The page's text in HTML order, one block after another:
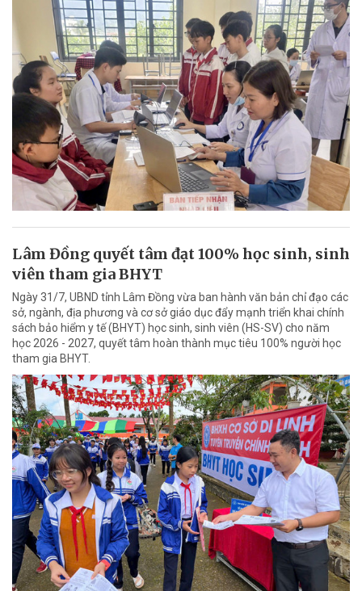
Lâm Đồng quyết tâm đạt 100% học sinh, sinh
viên tham gia BHYT
Ngày 31/7, UBND tỉnh Lâm Đồng vừa ban hành văn bản chỉ đạo các
sở, ngành, địa phương và cơ sở giáo dục đẩy mạnh triển khai chính
sách bảo hiểm y tế (BHYT) học sinh, sinh viên (HS-SV) cho năm
học 2026 - 2027, quyết tâm hoàn thành mục tiêu 100% người học
tham gia BHYT.